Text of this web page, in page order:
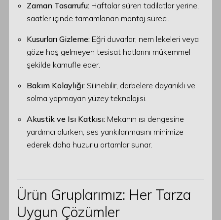
Zaman Tasarrufu: Haftalar süren tadilatlar yerine,
saatler içinde tamamlanan montaj süreci.
Kusurları Gizleme: Eğri duvarlar, nem lekeleri veya
göze hoş gelmeyen tesisat hatlarını mükemmel
şekilde kamufle eder.
Bakım Kolaylığı: Silinebilir, darbelere dayanıklı ve
solma yapmayan yüzey teknolojisi.
Akustik ve Isı Katkısı: Mekanın ısı dengesine
yardımcı olurken, ses yankılanmasını minimize
ederek daha huzurlu ortamlar sunar.
Ürün Gruplarımız: Her Tarza
Uygun Çözümler